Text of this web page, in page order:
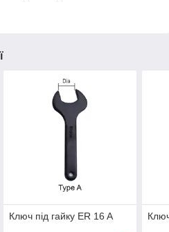
Ключ під гайку ER 16 A